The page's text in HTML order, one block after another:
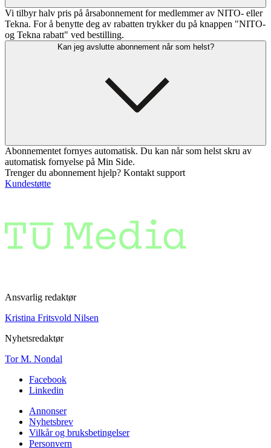
Vi tilbyr halv pris på årsabonnement for medlemmer av NITO- eller
Tekna. For å benytte deg av rabatten trykker du på knappen "NITO-
og Tekna rabatt" ved bestilling.
Kan jeg avslutte abonnement når som helst?
Abonnementet fornyes automatisk. Du kan når som helst skru av
automatisk fornyelse på Min Side.
Trenger du abonnement hjelp? Kontakt support
Kundestøtte
Ansvarlig redaktør
Kristina Fritsvold Nilsen
Nyhetsredaktør
Tor M. Nondal
Facebook
Linkedin
Annonser
Nyhetsbrev
Vilkår og bruksbetingelser
Personvern